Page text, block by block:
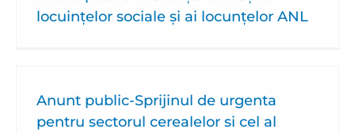
locuințelor sociale și ai locunțelor ANL
Anunt public-Sprijinul de urgenta
pentru sectorul cerealelor si cel al